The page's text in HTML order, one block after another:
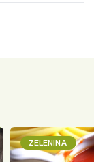
ZELENINA